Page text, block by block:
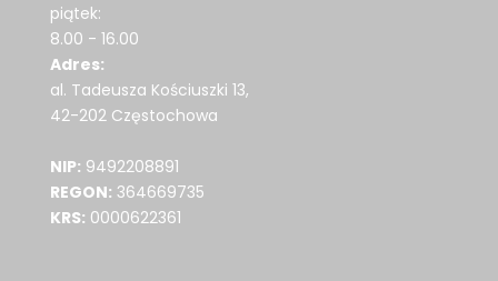
piątek:
8.00 - 16.00
Adres:
al. Tadeusza Kościuszki 13,
42-202 Częstochowa
NIP: 9492208891
REGON: 364669735
KRS: 0000622361